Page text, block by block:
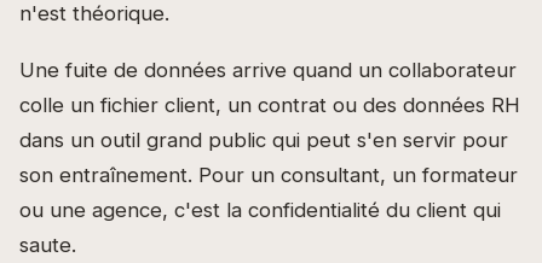
n'est théorique.
Une fuite de données arrive quand un collaborateur
colle un fichier client, un contrat ou des données RH
dans un outil grand public qui peut s'en servir pour
son entraînement. Pour un consultant, un formateur
ou une agence, c'est la confidentialité du client qui
saute.